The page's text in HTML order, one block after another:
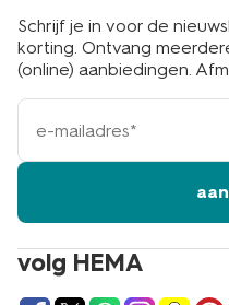
volg HEMA
Schrijf je in voor de
korting. Ontvang
(online) aanbiedingen.
e-
mailadres